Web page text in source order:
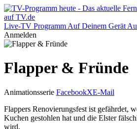
Live-TV Programm Auf Deinem Gerät
Anmelden
Flapper & Fründe
Animationsserie FacebookXE-Mail
Flappers Renovierungsfest ist gefährdet,
Kuchen gestohlen hat und die Elster
wird.